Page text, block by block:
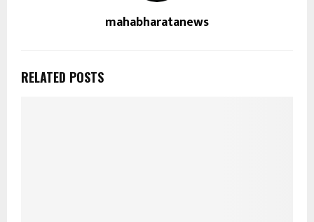
mahabharatanews
RELATED POSTS